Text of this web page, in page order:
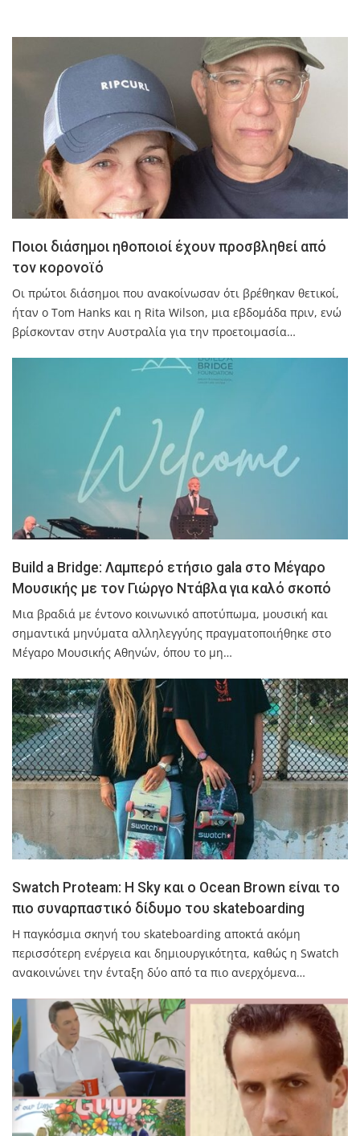
Ποιοι διάσημοι ηθοποιοί έχουν προσβληθεί από
τον κορονοϊό
Οι πρώτοι διάσημοι που ανακοίνωσαν ότι βρέθηκαν θετικοί,
ήταν ο Tom Hanks και η Rita Wilson, μια εβδομάδα πριν, ενώ
βρίσκονταν στην Αυστραλία για την προετοιμασία…
Build a Bridge: Λαμπερό ετήσιο gala στο Μέγαρο
Μουσικής με τον Γιώργο Ντάβλα για καλό σκοπό
Μια βραδιά με έντονο κοινωνικό αποτύπωμα, μουσική και
σημαντικά μηνύματα αλληλεγγύης πραγματοποιήθηκε στο
Μέγαρο Μουσικής Αθηνών, όπου το μη…
Swatch Proteam: Η Sky και ο Ocean Brown είναι το
πιο συναρπαστικό δίδυμο του skateboarding
Η παγκόσμια σκηνή του skateboarding αποκτά ακόμη
περισσότερη ενέργεια και δημιουργικότητα, καθώς η Swatch
ανακοινώνει την ένταξη δύο από τα πιο ανερχόμενα…